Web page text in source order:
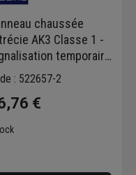
de
que le
de
pour
de
en
chaussée
AK3 Classe 1 -
temporaire
pieds - 700 mm
: 522657-2
€